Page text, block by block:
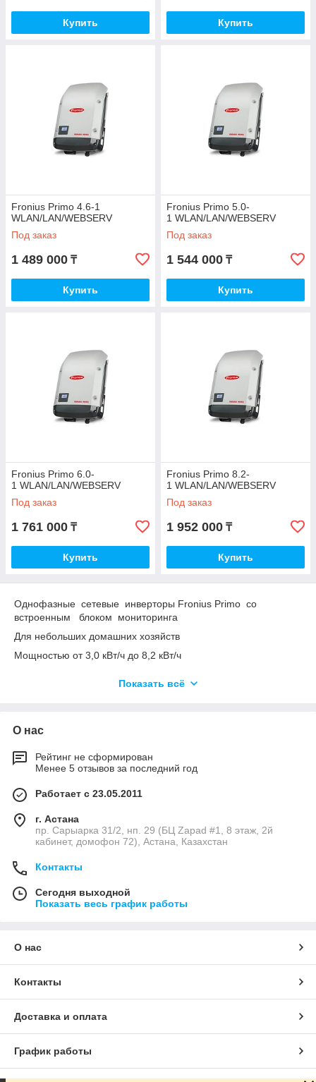
Купить Купить
Fronius Primo 4.6‐1
WLAN/LAN/WEBSERV
Под заказ
1 489 000 ₸
Купить
Fronius Primo 5.0‐
1 WLAN/LAN/WEBSERV
Под заказ
1 544 000 ₸
Купить
Fronius Primo 6.0‐
1 WLAN/LAN/WEBSERV
Под заказ
1 761 000 ₸
Купить
Fronius Primo 8.2‐
1 WLAN/LAN/WEBSERV
Под заказ
1 952 000 ₸
Купить
Однофазные сетевые инверторы Fronius Primo со
встроенным блоком мониторинга
Для небольших домашних хозяйств
Мощностью от 3,0 кВт/ч до 8,2 кВт/ч
Блок мониторинга WLAN/LAN/WEBSERV - управление через
*инверторы работают без аккумуляторов, соединение
напрямую с городской сетью
Показать всё
О нас
Рейтинг не сформирован
Менее 5 отзывов за последний год
Работает с 23.05.2011
г. Астана
пр. Сарыарка 31/2, нп. 29 (БЦ Zapad #1, 8 этаж, 2й
кабинет, домофон 72), Астана, Казахстан
Контакты
Сегодня выходной
Показать весь график работы
О нас
Контакты
Доставка и оплата
График работы